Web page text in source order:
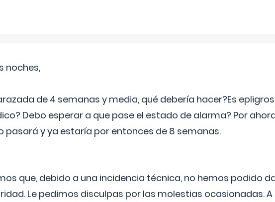
noches,
de 4 semanas y media, qué debería hacer?Es
Debo esperar a que pase el estado de alarma? Por
pasará y ya estaría por entonces de 8 semanas.
que, debido a una incidencia técnica, no hemos podido
Le pedimos disculpas por las molestias ocasionadas.